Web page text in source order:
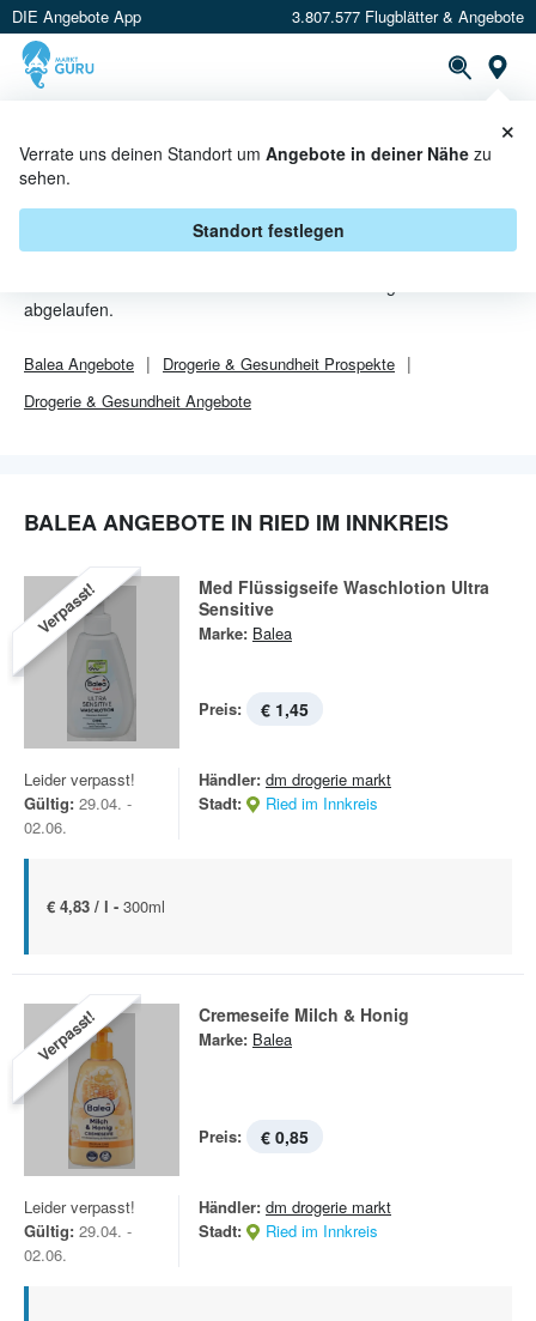
DIE Angebote App 3.807.577 Flugblätter & Angebote
Verrate uns deinen Standort um Angebote in deiner Nähe zu
sehen.
Standort festlegen
×
BALEA ANGEBOTE IN RIED IM
abgelaufen.
Balea Angebote Drogerie & Gesundheit Prospekte
Drogerie & Gesundheit Angebote
BALEA ANGEBOTE IN RIED IM INNKREIS
Verpasst!
Med Flüssigseife Waschlotion Ultra
Sensitive
Marke: Balea
Preis: € 1,45
Leider verpasst!
Gültig: 29.04. -
02.06.
Händler: dm drogerie markt
Stadt:
Ried im Innkreis
€ 4,83 / l - 300ml
Verpasst! Cremeseife Milch & Honig
Marke: Balea
Preis: € 0,85
Leider verpasst!
Gültig: 29.04. -
02.06.
Händler: dm drogerie markt
Stadt:
Ried im Innkreis